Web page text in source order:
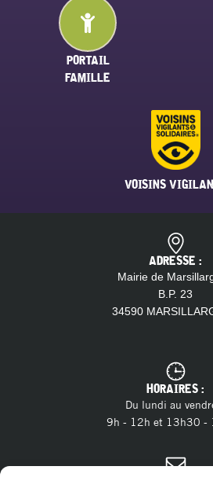
PORTAIL
FAMILLE
VOISINS
ADRESSE :
Mairie de
B.P. 23
34590
HORAIRES :
Du lundi au
9h - 12h et 13h30 -